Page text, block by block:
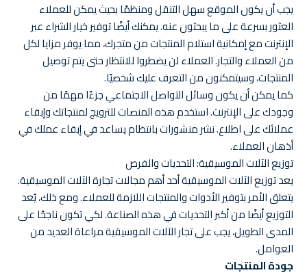
يجب أن يكون الموقع سهل التنقل ومنظمًا بحيث يمكن للعملاء
العثور بسرعة على ما يبحثون عنه. يمكنك أيضًا توفير خيار الشراء عبر
الإنترنت مع إمكانية استلام المنتجات من متجرك، مما يوفر مزايا لكل
من العملاء والتجار. العملاء لن يضطروا للانتظار حتى يتم توصيل
المنتجات، وسيتمكنون من التعرف عليك شخصيًا.
كما يمكن أن يكون وسائل التواصل الاجتماعي جزءًا مهمًا من
وجودك على الإنترنت. استخدم هذه المنصات للترويج لمنتجاتك وإبقاء
عملائك على اطلاع. نشر منشورات بانتظام يساعد في إبقاء عملك في
أذهان العملاء.
توزيع الآلات الموسيقية: التحديات والفرص
يعد توزيع الآلات الموسيقية أحد أهم مجالات تجارة الآلات الموسيقية.
يتعلق الأمر بتوفير الأدوات والمنتجات اللازمة للعملاء. ومع ذلك، يُعد
التوزيع أيضًا من أكبر التحديات في هذه الصناعة. لكي تكون ناجحًا على
المدى الطويل، يجب على تجار الآلات الموسيقية مراعاة العديد من
العوامل.
جودة المنتجات